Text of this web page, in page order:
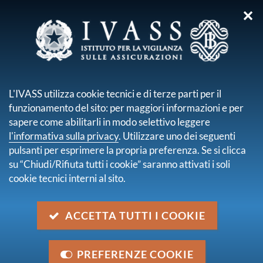
sei qui:
Provvedimenti amministrativi
Provvedimenti amministrativi
pagina 3 di 60
Provvedimento n. 165 del 2 dicembre 2025
Indizione prova d'idoneità per l'iscrizione nel Registro
e riassicurativi 2025.
2 dicembre 2025
Provvedimento n. 0239840 del 24 novembre
✕
L'IVASS utilizza cookie tecnici e di terze parti per il
funzionamento del sito: per maggiori informazioni e per
sapere come abilitarli in modo selettivo leggere
l'informativa sulla privacy. Utilizzare uno dei seguenti
pulsanti per esprimere la propria preferenza. Se si clicca
su “Chiudi/Rifiuta tutti i cookie” saranno attivati i soli
cookie tecnici interni al sito.
ACCETTA TUTTI I COOKIE
PREFERENZE COOKIE